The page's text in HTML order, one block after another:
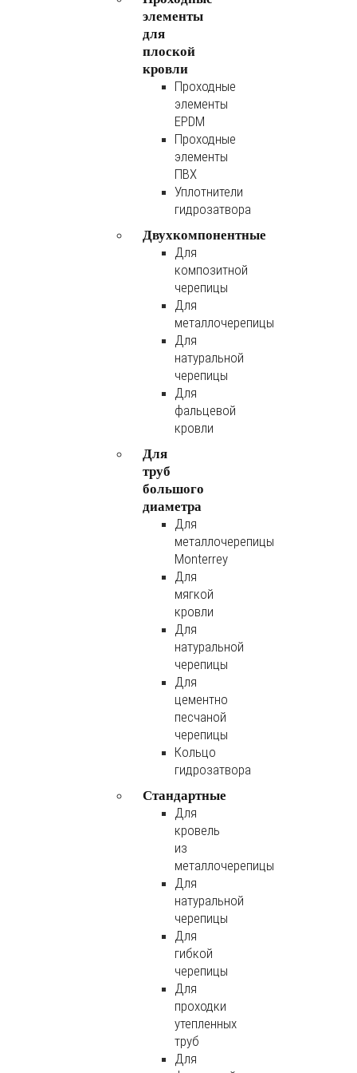
элементы
для
плоской
кровли
Проходные
элементы
EPDM
Проходные
элементы
ПВХ
Уплотнители
гидрозатвора
Двухкомпонентные
Для
композитной
черепицы
Для
металлочерепицы
Для
натуральной
черепицы
Для
фальцевой
кровли
Для
труб
большого
диаметра
Для
металлочерепицы
Monterrey
Для
мягкой
кровли
Для
натуральной
черепицы
Для
цементно
песчаной
черепицы
Кольцо
гидрозатвора
Стандартные
Для
кровель
из
металлочерепицы
Для
натуральной
черепицы
Для
гибкой
черепицы
Для
проходки
утепленных
труб
Для